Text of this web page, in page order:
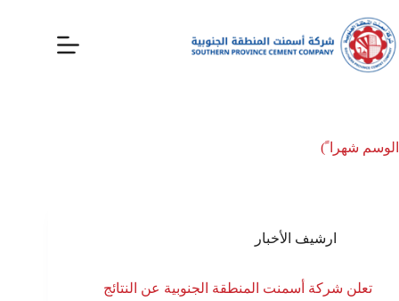
الوسم شهرا ً)
ارشيف الأخبار
تعلن شركة أسمنت المنطقة الجنوبية عن النتائج